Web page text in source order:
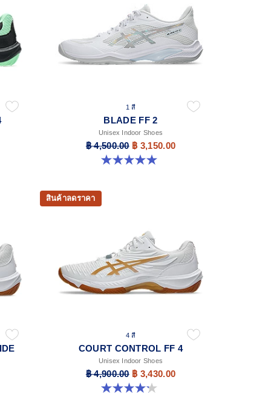
1 สี
BLADE FF 2
Unisex Indoor Shoes
฿ 4,500.00 ฿ 3,150.00
5.0 จาก 5 ดาว 1 รีวิว
สินค้าลดราคา
4 สี
COURT CONTROL FF 4
Unisex Indoor Shoes
฿ 4,900.00 ฿ 3,430.00
4.2 จาก 5 ดาว 5 รีวิว